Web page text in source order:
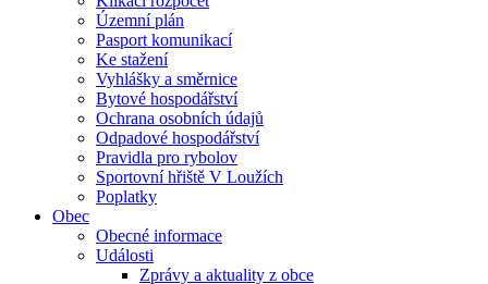
Územní plán
Pasport komunikací
Ke stažení
Vyhlášky a směrnice
Bytové hospodářství
Ochrana osobních údajů
Odpadové hospodářství
Pravidla pro rybolov
Sportovní hřiště V Loužích
Poplatky
Obec
Obecné informace
Události
Zprávy a aktuality z obce